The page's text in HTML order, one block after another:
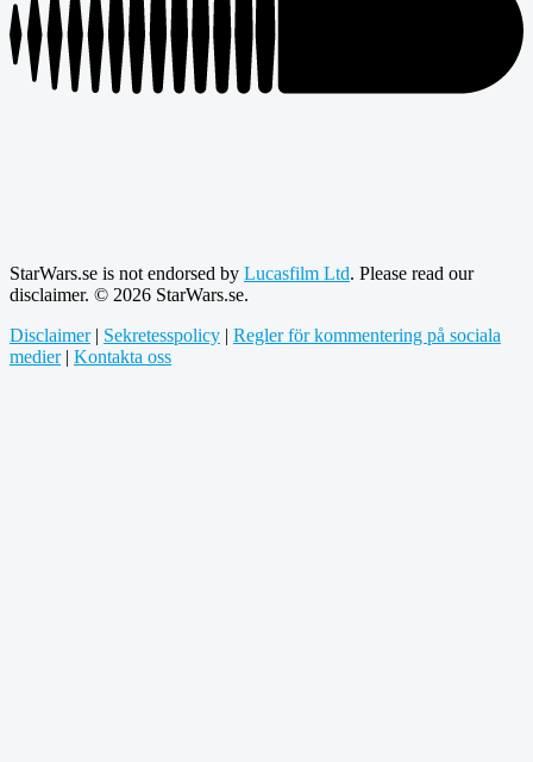
StarWars.se is not endorsed by Lucasfilm Ltd. Please read our
disclaimer. © 2026 StarWars.se.
Disclaimer| Sekretesspolicy | Regler för kommentering på sociala
medier| Kontakta oss